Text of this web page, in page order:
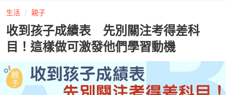
生活 親子
收到孩子成績表 先別關注考得差科
目！這樣做可激發他們學習動機